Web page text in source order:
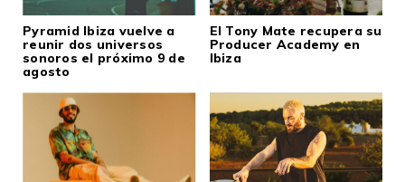
Pyramid Ibiza vuelve a
reunir dos universos
sonoros el próximo 9 de
agosto
El Tony Mate recupera su
Producer Academy en
Ibiza